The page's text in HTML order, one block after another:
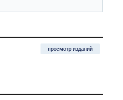
просмотр изданий